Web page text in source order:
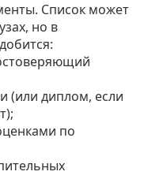
Список может
но в
(или диплом, если
по